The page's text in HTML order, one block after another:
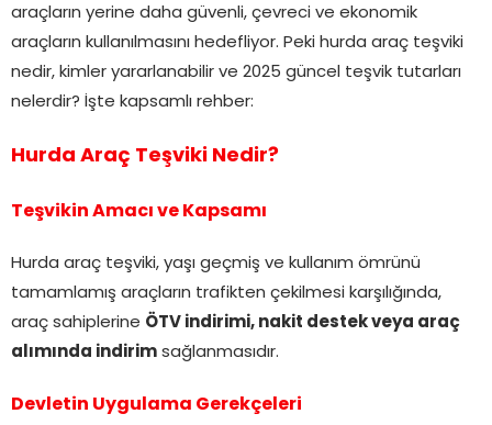
araçların yerine daha güvenli, çevreci ve ekonomik
araçların kullanılmasını hedefliyor. Peki hurda araç teşviki
nedir, kimler yararlanabilir ve 2025 güncel teşvik tutarları
nelerdir? İşte kapsamlı rehber:
Hurda Araç Teşviki Nedir?
Teşvikin Amacı ve Kapsamı
Hurda araç teşviki, yaşı geçmiş ve kullanım ömrünü
tamamlamış araçların trafikten çekilmesi karşılığında,
araç sahiplerine ÖTV indirimi, nakit destek veya araç
alımında indirim sağlanmasıdır.
Devletin Uygulama Gerekçeleri